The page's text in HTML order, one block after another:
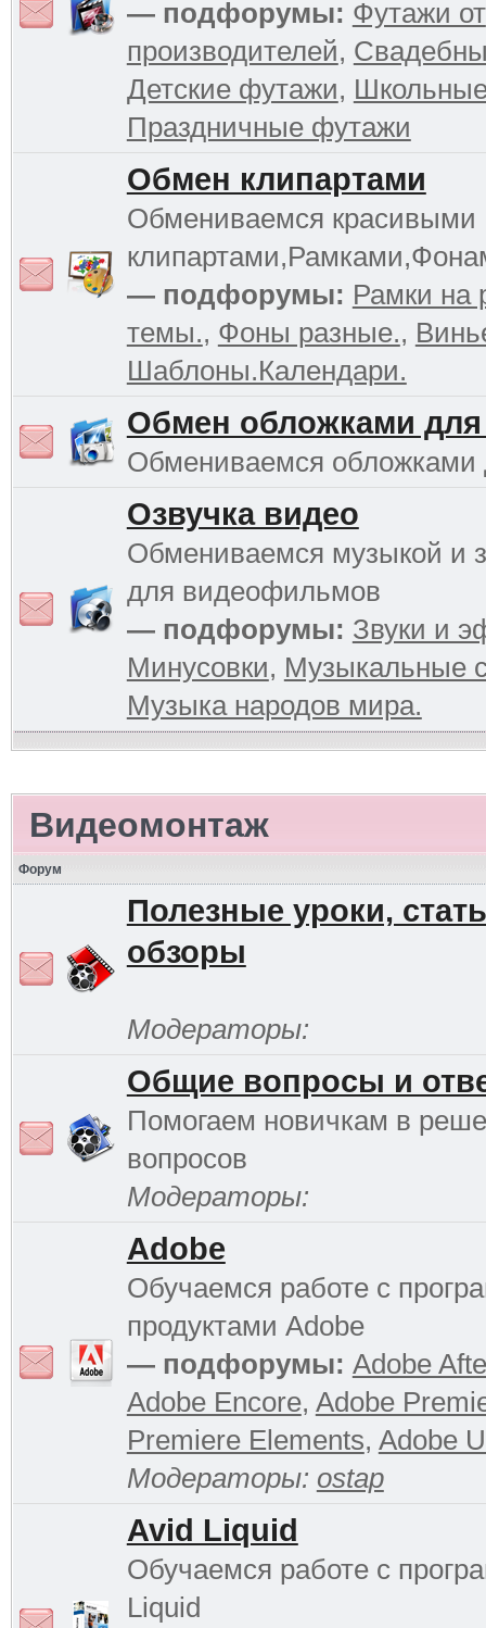
— подфорумы: Футажи от
производителей,
Детские футажи,
Праздничные футажи
Обмен клипартами
Обмениваемся красивыми
— подфорумы: Рамки на
темы., Фоны разные.,
Шаблоны.Календари.
Обмен обложками для
Обмениваемся обложками
Озвучка видео
Обмениваемся музыкой и
для видеофильмов
— подфорумы: Звуки и
Минусовки, Музыкальные
Музыка народов мира.
Видеомонтаж
Форум
Полезные уроки,
обзоры
Модераторы:
Общие вопросы и
Помогаем новичкам в
вопросов
Модераторы:
Adobe
Обучаемся работе с
продуктами Adobe
— подфорумы: Adobe
Adobe Encore, Adobe
Premiere Elements, Adobe
Модераторы: ostap
Avid Liquid
Обучаемся работе с
Liquid